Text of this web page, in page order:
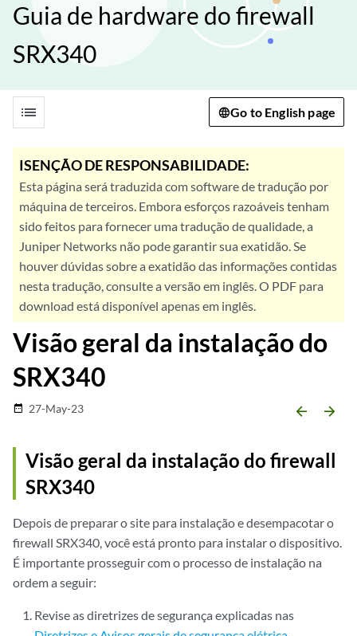
Guia de hardware do firewall
SRX340
list Go to English page
ISENÇÃO DE RESPONSABILIDADE:
Esta página será traduzida com software de tradução por
máquina de terceiros. Embora esforços razoáveis tenham
sido feitos para fornecer uma tradução de qualidade, a
Juniper Networks não pode garantir sua exatidão. Se
houver dúvidas sobre a exatidão das informações contidas
nesta tradução, consulte a versão em inglês. O PDF para
download está disponível apenas em inglês.
Visão geral da instalação do
SRX340
date_range 27-May-23 arrow_backward arrow_forward
Visão geral da instalação do firewall
SRX340
Depois de preparar o site para instalação e desempacotar o
firewall SRX340, você está pronto para instalar o dispositivo.
É importante prosseguir com o processo de instalação na
ordem a seguir:
Revise as diretrizes de segurança explicadas nas